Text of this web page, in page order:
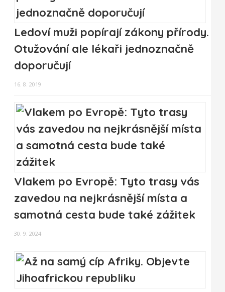
Ledoví muži popírají zákony přírody.
Otužování ale lékaři jednoznačně
doporučují
16. 8. 2019
Vlakem po Evropě: Tyto trasy vás
zavedou na nejkrásnější místa a
samotná cesta bude také zážitek
30. 9. 2024